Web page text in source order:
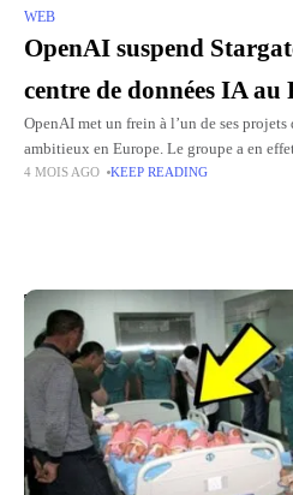
WEB
OpenAI suspend
centre de données IA
OpenAI met un frein à l’un de ses
ambitieux en Europe. Le groupe a en
étoiles Royaume-Uniun projet destiné
4 MOIS AGO KEEP READING
Top Picks for You